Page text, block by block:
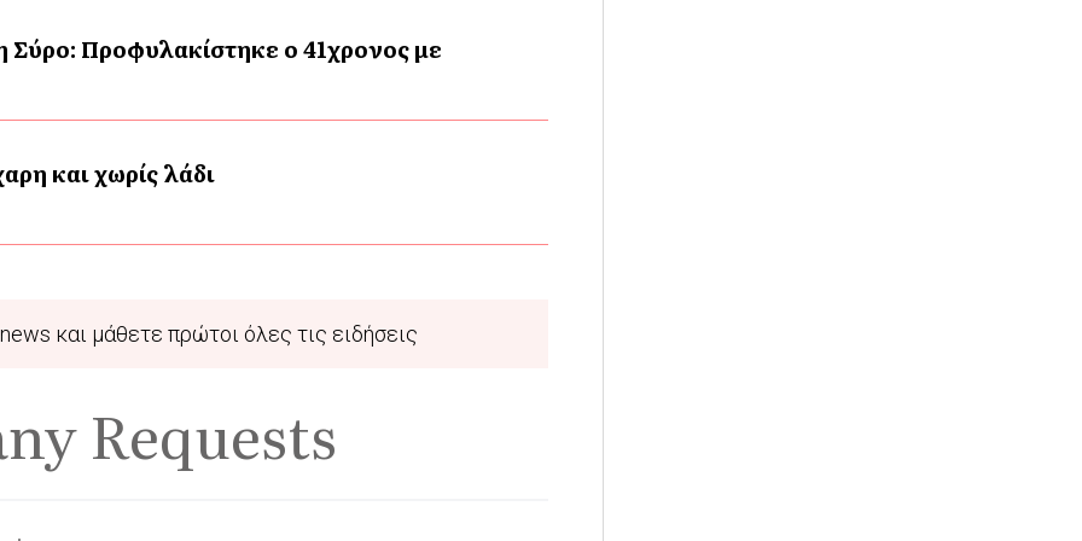
Σύρο: Προφυλακίστηκε ο 41χρονος με
και χωρίς λάδι
και μάθετε πρώτοι όλες τις ειδήσεις
Requests